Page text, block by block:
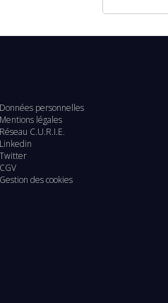
Pied
de
page
Données personnelles
Mentions légales
Réseau C.U.R.I.E.
Linkedin
Twitter
CGV
Gestion des cookies